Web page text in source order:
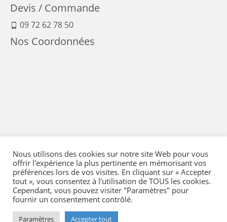
Devis / Commande
09 72 62 78 50
Nos Coordonnées
Mentions Légales-Conditions générales de vente
-Politique qualité- Moyens de paiement-
Nous utilisons des cookies sur notre site Web pour vous
offrir l'expérience la plus pertinente en mémorisant vos
préférences lors de vos visites. En cliquant sur « Accepter
tout », vous consentez à l'utilisation de TOUS les cookies.
Cependant, vous pouvez visiter "Paramètres" pour
fournir un consentement contrôlé.
Paramètres Accepter tout